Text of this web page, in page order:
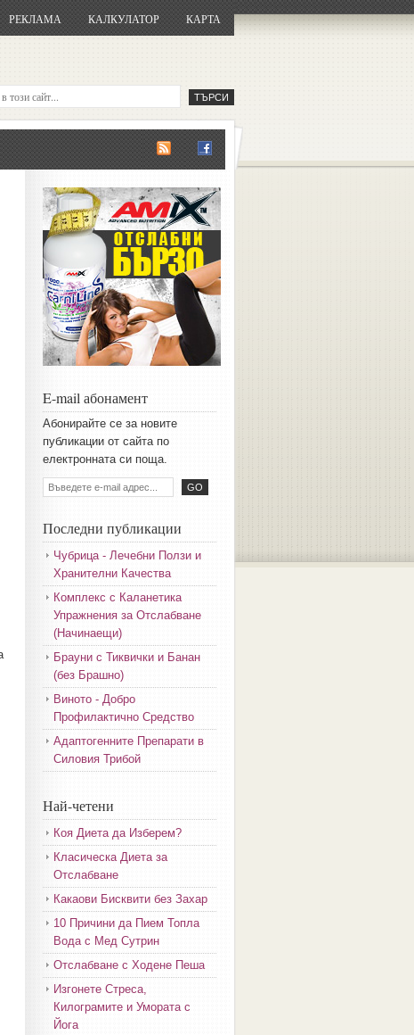
РЕКЛАМА КАЛКУЛАТОР КАРТА
E-mail абонамент
Aбoниpaйтe ce зa нoвитe
пyбликaции oт caйтa пo
eлeктpoннaтa cи пoщa.
Последни публикации
Чубрица - Лечебни Ползи и
Хранителни Качества
Комплекс с Каланетика
Упражнения за Отслабване
(Начинаещи)
Брауни с Тиквички и Банан
(без Брашно)
Виното - Добро
Профилактично Средство
Адаптогенните Препарати в
Силовия Трибой
Най-четени
Коя Диета да Изберем?
Класическа Диета за
Отслабване
Какаови Бисквити без Захар
10 Причини да Пием Топла
Вода с Мед Сутрин
Отслабване с Ходене Пеша
Изгонете Стреса,
Килограмите и Умората с
Йога